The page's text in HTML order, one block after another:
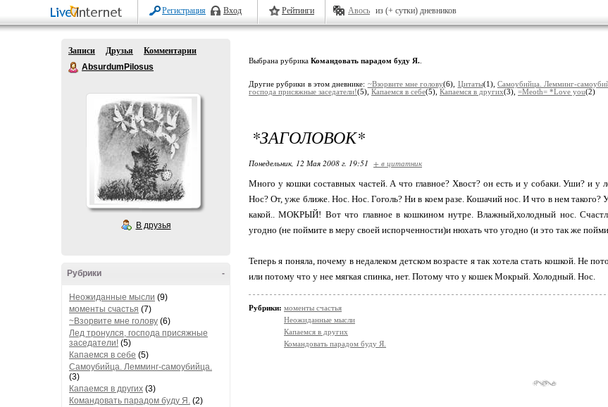
Регистрация Вход Рейтинги Авось из (+ сутки) дневников
Записи Друзья
Комментарии
AbsurdumPilosus
В друзья
-
Рубрики
Неожиданные мысли (9)
моменты счастья (7)
~Взорвите мне голову (6)
Лед тронулся, господа присяжные
заседатели! (5)
Капаемся в себе (5)
Самоубийца. Лемминг-самоубийца.
(3)
Капаемся в других (3)
Командовать парадом буду Я. (2)
Выбрана рубрика Командовать парадом буду Я.
Другие рубрики в этом дневнике: ~Взорвите мне голову(6), Цитаты(1), Самоубийца. Лемминг-
господа присяжные заседатели!(5), Капаемся в себе(5), Капаемся в других(3), =Meoth= *Love you(2)
*ЗАГОЛОВОК*
Понедельник, 12 Мая 2008 г. 19:51 + в цитатник
Много у кошки составных частей. А что главное? Хвост? он есть и у собаки. Уши? и у
Нос? От, уже ближе. Нос. Нос. Гоголь? Ни в коем разе. Кошачий нос. И что в нем
какой.. МОКРЫЙ! Вот что главное в кошкином нутре. Влажный,холодный нос.
угодно (не поймите в меру своей испорченности)и нюхать что угодно (и это так же
Теперь я поняла, почему в недалеком детском возрасте я так хотела стать кошкой. Не
или потому что у нее мягкая спинка, нет. Потому что у кошек Мокрый. Холодный. Нос.
Рубрики: моменты счастья
Неожиданные мысли
Капаемся в других
Командовать парадом буду Я.